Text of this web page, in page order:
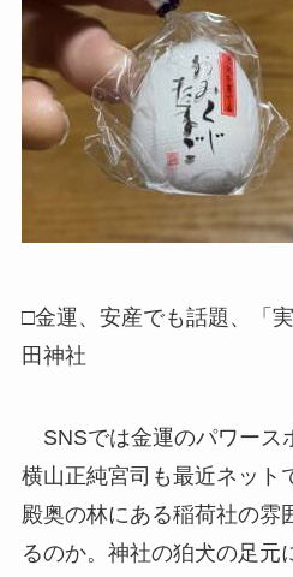
□金運、安産でも話題、「
田神社
SNSでは金運のパワース
横山正純宮司も最近ネット
殿奥の林にある稲荷社の雰
るのか。神社の狛犬の足元